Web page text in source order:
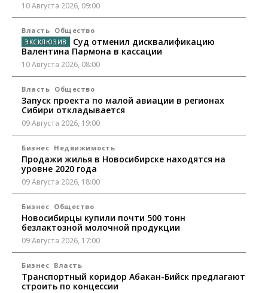
10 Августа 2026, 09:00
Власть Общество
Суд отменил дисквалификацию
Валентина Пармона в кассации
10 Августа 2026, 08:00
Власть Общество
Запуск проекта по малой авиации в регионах
Сибири откладывается
09 Августа 2026, 19:00
Бизнес Недвижимость
Продажи жилья в Новосибирске находятся на
уровне 2020 года
09 Августа 2026, 18:00
Бизнес Общество
Новосибирцы купили почти 500 тонн
безлактозной молочной продукции
09 Августа 2026, 17:00
Бизнес Власть
Транспортный коридор Абакан-Бийск предлагают
строить по концессии